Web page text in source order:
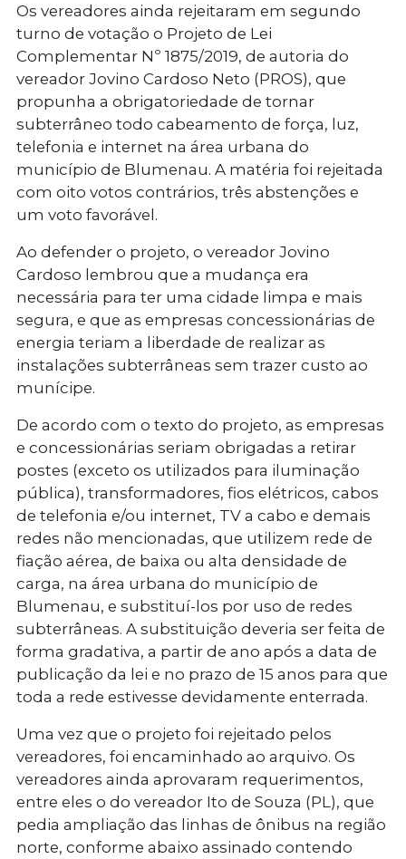
Os vereadores ainda rejeitaram em segundo
turno de votação o Projeto de Lei
Complementar Nº 1875/2019, de autoria do
vereador Jovino Cardoso Neto (PROS), que
propunha a obrigatoriedade de tornar
subterrâneo todo cabeamento de força, luz,
telefonia e internet na área urbana do
município de Blumenau. A matéria foi rejeitada
com oito votos contrários, três abstenções e
um voto favorável.
Ao defender o projeto, o vereador Jovino
Cardoso lembrou que a mudança era
necessária para ter uma cidade limpa e mais
segura, e que as empresas concessionárias de
energia teriam a liberdade de realizar as
instalações subterrâneas sem trazer custo ao
munícipe.
De acordo com o texto do projeto, as empresas
e concessionárias seriam obrigadas a retirar
postes (exceto os utilizados para iluminação
pública), transformadores, fios elétricos, cabos
de telefonia e/ou internet, TV a cabo e demais
redes não mencionadas, que utilizem rede de
fiação aérea, de baixa ou alta densidade de
carga, na área urbana do município de
Blumenau, e substituí-los por uso de redes
subterrâneas. A substituição deveria ser feita de
forma gradativa, a partir de ano após a data de
publicação da lei e no prazo de 15 anos para que
toda a rede estivesse devidamente enterrada.
Uma vez que o projeto foi rejeitado pelos
vereadores, foi encaminhado ao arquivo. Os
vereadores ainda aprovaram requerimentos,
entre eles o do vereador Ito de Souza (PL), que
pedia ampliação das linhas de ônibus na região
norte, conforme abaixo assinado contendo